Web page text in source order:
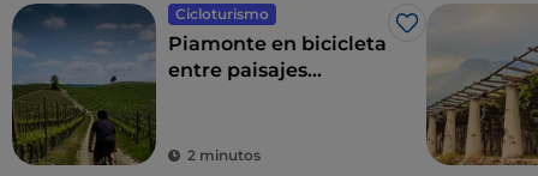
Cicloturismo
Me gusta
Piamonte en bicicleta
entre paisajes
2 minutos